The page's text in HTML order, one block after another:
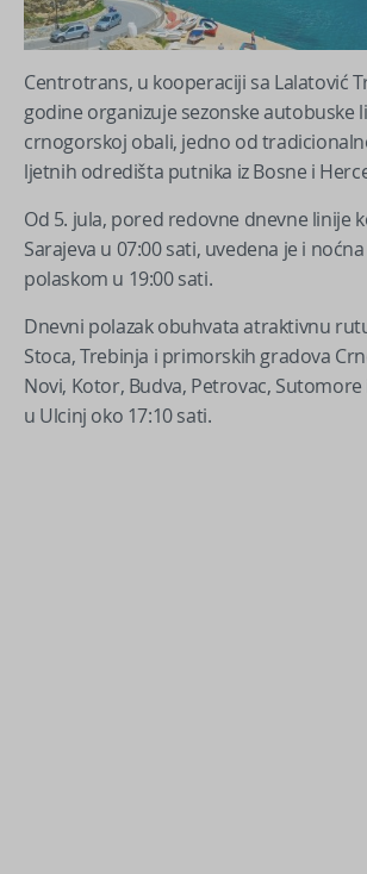
Centrotrans, u kooperaciji sa Lalatović
godine organizuje sezonske autobuske
crnogorskoj obali, jedno od
ljetnih odredišta putnika iz Bosne i
Od 5. jula, pored redovne dnevne linije
Sarajeva u 07:00 sati, uvedena je i
polaskom u 19:00 sati.
Dnevni polazak obuhvata atraktivnu
Stoca, Trebinja i primorskih gradova
Novi, Kotor, Budva, Petrovac, Sutomore
u Ulcinj oko 17:10 sati.